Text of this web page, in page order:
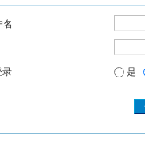
名
录 是